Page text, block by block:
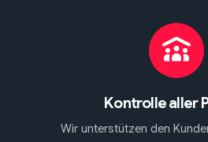
Kontrolle aller
Wir unterstützen den